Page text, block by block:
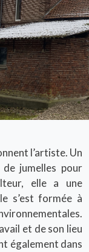
l’artiste. Un
jumelles pour
elle a une
s’est formée à
et de son lieu
également dans